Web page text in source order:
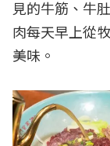
見的牛筋、牛
肉每天早上從
美味。